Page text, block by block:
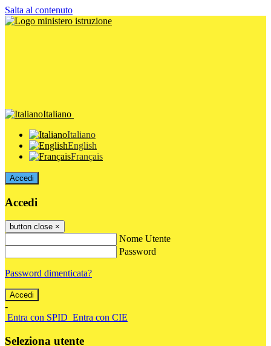
Salta al contenuto
Italiano
Italiano
English
Français
Accedi
Accedi
button close ×
Nome Utente
Password
Password dimenticata?
-
Entra con SPID Entra con CIE
Seleziona utente